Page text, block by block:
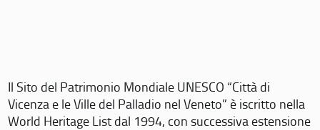
Il Sito del Patrimonio Mondiale UNESCO “Città di
Vicenza e le Ville del Palladio nel Veneto” è iscritto nella
World Heritage List dal 1994, con successiva estensione